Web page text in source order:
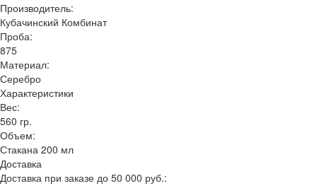
Производитель:
Кубачинский Комбинат
Проба:
875
Материал:
Серебро
Характеристики
Вес:
560 гр.
Объем:
Стакана 200 мл
Доставка
Доставка при заказе до 50 000 руб.: